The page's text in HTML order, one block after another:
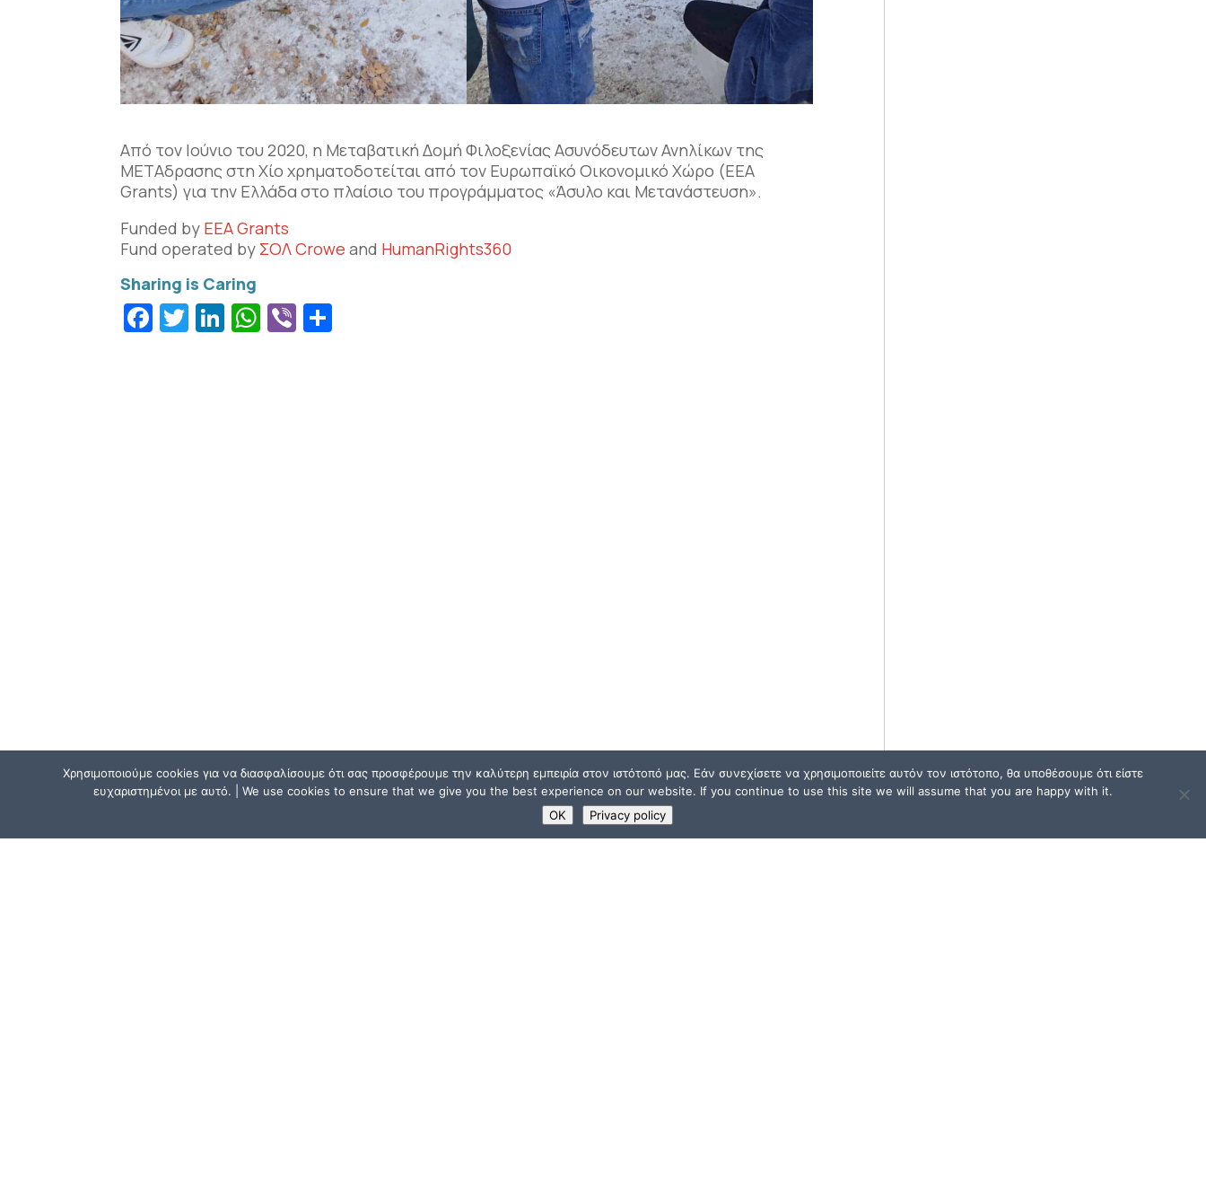
Από τον Ιούνιο του 2020, η Μεταβατική Δομή Φιλοξενίας Ασυνόδευτων Ανηλίκων της
ΜΕΤΑδρασης στη Χίο χρηματοδοτείται από τον Ευρωπαϊκό Οικονομικό Χώρο (EEA
Grants) για την Ελλάδα στο πλαίσιο του προγράμματος «Άσυλο και Μετανάστευση».
Funded by EEA Grants
Fund operated by ΣΟΛ Crowe and HumanRights360
Facebook
Twitter
LinkedIn
WhatsApp
Viber
Χρησιμοποιούμε cookies για να διασφαλίσουμε ότι σας προσφέρουμε την καλύτερη εμπειρία στον ιστότοπό μας. Εάν συνεχίσετε να χρησιμοποιείτε αυτόν τον ιστότοπο, θα υποθέσουμε ότι είστε
ευχαριστημένοι με αυτό. | We use cookies to ensure that we give you the best experience on our website. If you continue to use this site we will assume that you are happy with it.
OK
Privacy policy